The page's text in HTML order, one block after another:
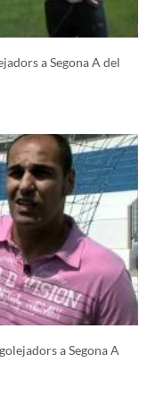
a Segona A del
a Segona A